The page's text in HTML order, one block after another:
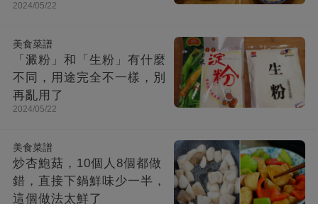
2024/05/22
美食菜譜
「澱粉」和「生粉」有什麼
不同，用途完全不一樣，別
再亂用了
2024/05/22
美食菜譜
炒杏鮑菇，10個人8個都做
錯，直接下鍋鮮味少一半，
這個做法太鮮了